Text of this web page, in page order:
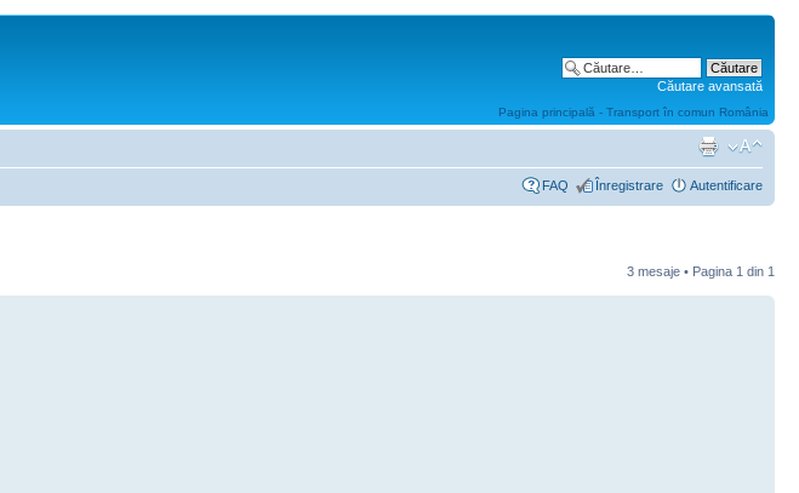
Căutare avansată
Pagina principală - Transport în comun România
FAQ Înregistrare Autentificare
3 mesaje • Pagina 1 din 1